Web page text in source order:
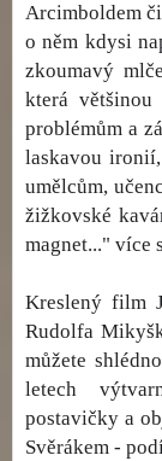
Arcimboldem
o něm kdysi
zkoumavý
která
problémům a
laskavou
umělcům,
žižkovské
magnet..." více
Kreslený film
Rudolfa
můžete
letech
postavičky a
Svěrákem -